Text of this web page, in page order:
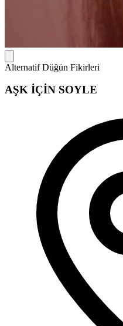
Alternatif Düğün Fikirleri
AŞK İÇİN SOYLE